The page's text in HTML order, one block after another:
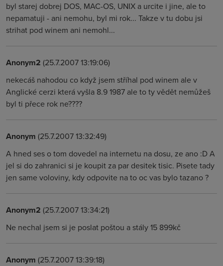
byl starej dobrej DOS, MAC-OS, UNIX a urcite i jine, ale to
nepamatuji - ani nemohu, byl mi rok... Takze v tu dobu jsi
strihat pod winem ani nemohl...
Anonym2 (25.7.2007 13:19:06)
nekecáš nahodou co když jsem stříhal pod winem ale v
Anglické cerzi která vyšla 8.9 1987 ale to ty vědět nemůžeš
byl ti přece rok ne????
Anonym (25.7.2007 13:32:49)
A hned ses o tom dovedel na internetu na dosu, ze ano :D A
jel si do zahranici si je koupit za par desitek tisic. Pisete tady
jen same voloviny, kdy odpovite na to oc vas bylo tazano ?
Anonym2 (25.7.2007 13:34:21)
Ne nechal jsem si je poslat poštou a stály 15 899kč
Anonym (25.7.2007 13:39:18)